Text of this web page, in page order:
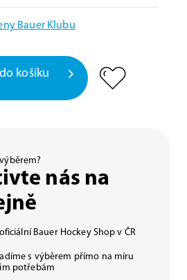
Bauer Klubu
košíku
nás na
Bauer Hockey Shop v ČR
s výběrem přímo na míru
potřebám